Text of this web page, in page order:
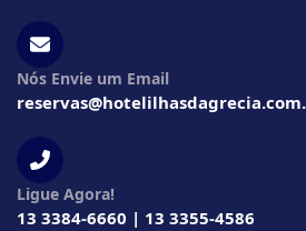
Nós Envie um Email
Ligue Agora!
13 3384-6660 | 13 3355-4586